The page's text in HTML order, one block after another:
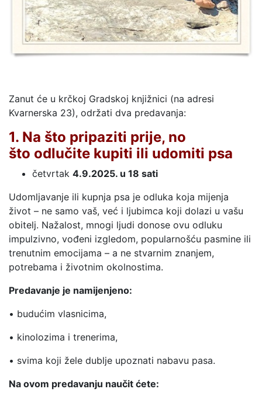
Zanut će u krčkoj Gradskoj knjižnici (na adresi
Kvarnerska 23), održati dva predavanja:
1. Na što pripaziti prije, no
što odlučite kupiti ili udomiti psa
četvrtak 4.9.2025. u 18 sati
Udomljavanje ili kupnja psa je odluka koja mijenja
život – ne samo vaš, već i ljubimca koji dolazi u vašu
obitelj. Nažalost, mnogi ljudi donose ovu odluku
impulzivno, vođeni izgledom, popularnošću pasmine ili
trenutnim emocijama – a ne stvarnim znanjem,
potrebama i životnim okolnostima.
Predavanje je namijenjeno:
• budućim vlasnicima,
• kinolozima i trenerima,
• svima koji žele dublje upoznati nabavu pasa.
Na ovom predavanju naučit ćete: